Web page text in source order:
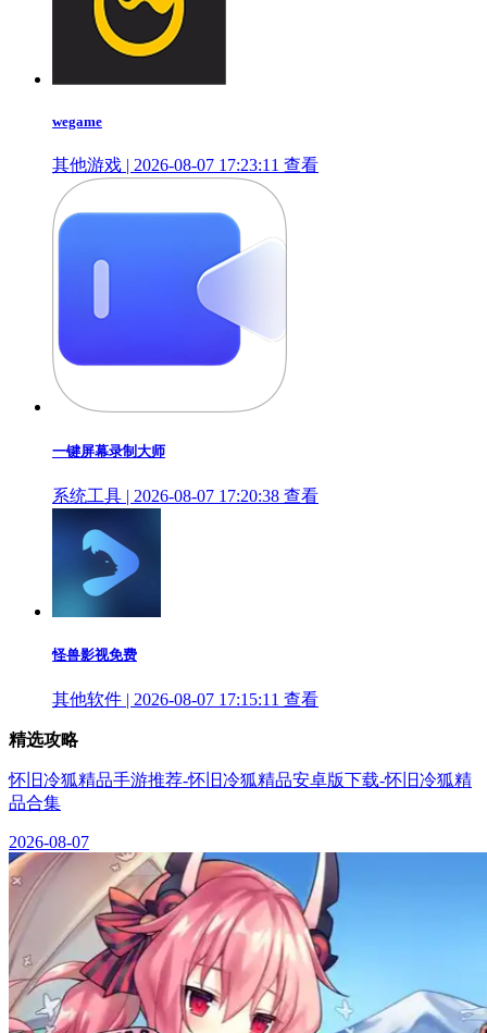
wegame
其他游戏 | 2026-08-07 17:23:11 查看
一键屏幕录制大师
系统工具 | 2026-08-07 17:20:38 查看
怪兽影视免费
其他软件 | 2026-08-07 17:15:11 查看
精选攻略
怀旧冷狐精品手游推荐-怀旧冷狐精品安卓版下载-怀旧冷狐精
品合集
2026-08-07